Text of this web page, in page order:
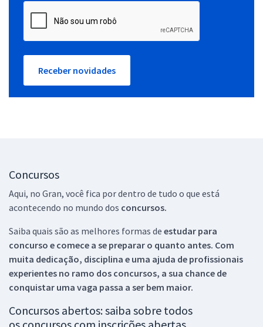
Receber novidades
Concursos
Aqui, no Gran, você fica por dentro de tudo o que está
acontecendo no mundo dos concursos.
Saiba quais são as melhores formas de estudar para
concurso e comece a se preparar o quanto antes. Com
muita dedicação, disciplina e uma ajuda de profissionais
experientes no ramo dos concursos, a sua chance de
conquistar uma vaga passa a ser bem maior.
Concursos abertos: saiba sobre todos